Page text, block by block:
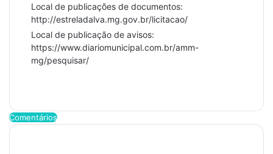
Local de publicações de documentos:
http://estreladalva.mg.gov.br/licitacao/
Local de publicação de avisos:
https://www.diariomunicipal.com.br/amm-
mg/pesquisar/
Comentários